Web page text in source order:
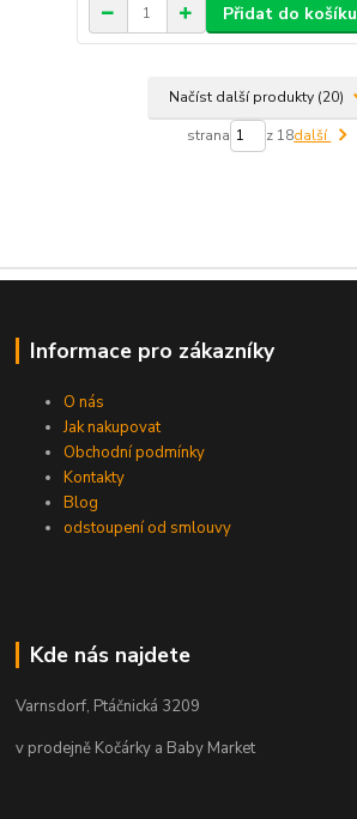
Přidat do košíku
Načíst další produkty (20)
strana z 18další
Informace pro zákazníky
O nás
Jak nakupovat
Obchodní podmínky
Kontakty
Blog
odstoupení od smlouvy
Kde nás najdete
Varnsdorf, Ptáčnická 3209
v prodejně Kočárky a Baby Market